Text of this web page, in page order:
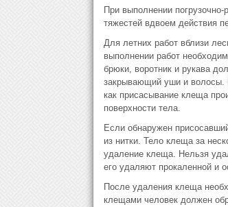
При выполнении
тяжестей вдвоем действия
Для летних работ вблизи
выполнении работ
брюки, воротник и рукава
закрывающий уши и волосы.
как присасывание клеща
поверхности тела.
Если обнаружен
из нитки. Тело клеща за
удаление клеща. Нельзя
его удаляют прокаленной и
После удаления клеща
клещами человек должен